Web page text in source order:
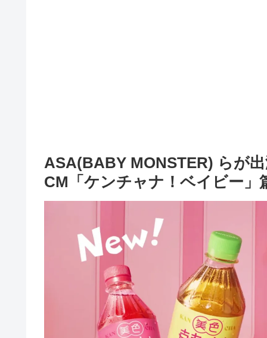
ASA(BABY MONSTER) らが
CM「ケンチャナ！ベイビー」